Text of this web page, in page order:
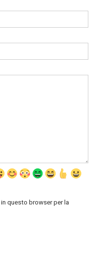
questo browser per la